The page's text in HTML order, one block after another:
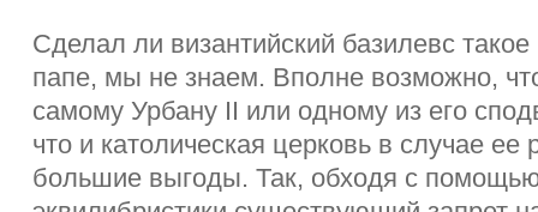
Сделал ли византийский базилевс
папе, мы не знаем. Вполне возможно,
самому Урбану II или одному из его
что и католическая церковь в случае ее
большие выгоды. Так, обходя с